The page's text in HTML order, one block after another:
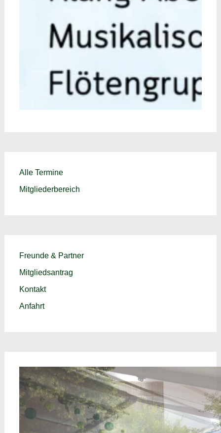
Alle Termine
Mitgliederbereich
Freunde & Partner
Mitgliedsantrag
Kontakt
Anfahrt